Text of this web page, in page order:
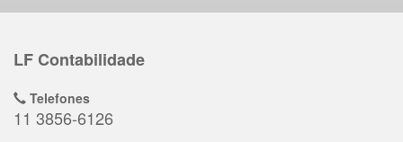
LF Contabilidade
Telefones
11 3856-6126